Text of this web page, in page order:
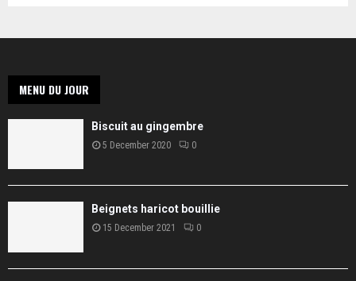
MENU DU JOUR
Biscuit au gingembre
5 December 2020 0
Beignets haricot bouillie
15 December 2021 0